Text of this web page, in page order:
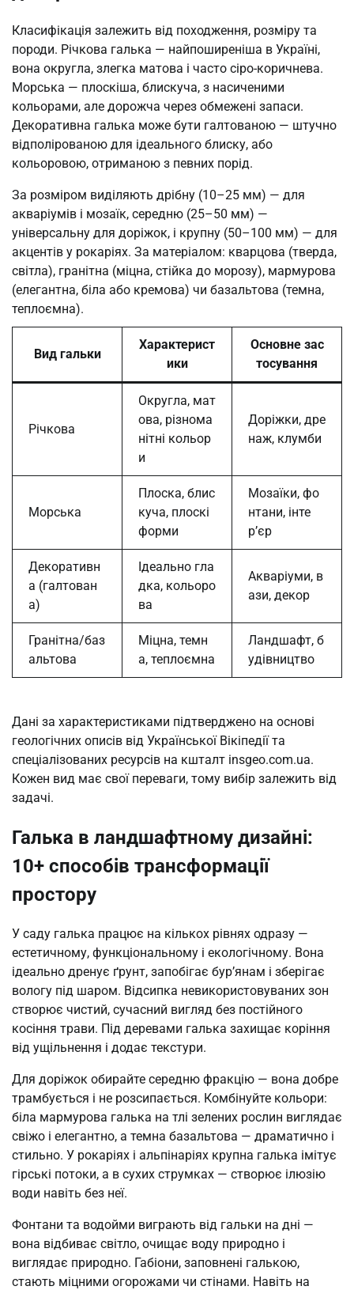
Класифікація залежить від походження, розміру та
породи. Річкова галька — найпоширеніша в Україні,
вона округла, злегка матова і часто сіро-коричнева.
Морська — плоскіша, блискуча, з насиченими
кольорами, але дорожча через обмежені запаси.
Декоративна галька може бути галтованою — штучно
відполірованою для ідеального блиску, або
кольоровою, отриманою з певних порід.
За розміром виділяють дрібну (10–25 мм) — для
акваріумів і мозаїк, середню (25–50 мм) —
універсальну для доріжок, і крупну (50–100 мм) — для
акцентів у рокаріях. За матеріалом: кварцова (тверда,
світла), гранітна (міцна, стійка до морозу), мармурова
(елегантна, біла або кремова) чи базальтова (темна,
теплоємна).
Вид гальки
Характерист
ики
Основне зас
тосування
Річкова
Округла, мат
ова, різнома
нітні кольор
и
Доріжки, дре
наж, клумби
Морська
Плоска, блис
куча, плоскі
форми
Мозаїки, фо
нтани, інте
р’єр
Декоративн
а (галтован
а)
Ідеально гла
дка, кольоро
ва
Акваріуми, в
ази, декор
Гранітна/баз
альтова
Міцна, темн
а, теплоємна
Ландшафт, б
удівництво
Дані за характеристиками підтверджено на основі
геологічних описів від Української Вікіпедії та
спеціалізованих ресурсів на кшталт insgeo.com.ua.
Кожен вид має свої переваги, тому вибір залежить від
задачі.
Галька в ландшафтному дизайні:
10+ способів трансформації
простору
У саду галька працює на кількох рівнях одразу —
естетичному, функціональному і екологічному. Вона
ідеально дренує ґрунт, запобігає бур’янам і зберігає
вологу під шаром. Відсипка невикористовуваних зон
створює чистий, сучасний вигляд без постійного
косіння трави. Під деревами галька захищає коріння
від ущільнення і додає текстури.
Для доріжок обирайте середню фракцію — вона добре
трамбується і не розсипається. Комбінуйте кольори:
біла мармурова галька на тлі зелених рослин виглядає
свіжо і елегантно, а темна базальтова — драматично і
стильно. У рокаріях і альпінаріях крупна галька імітує
гірські потоки, а в сухих струмках — створює ілюзію
води навіть без неї.
Фонтани та водойми виграють від гальки на дні —
вона відбиває світло, очищає воду природно і
виглядає природно. Габіони, заповнені галькою,
стають міцними огорожами чи стінами. Навіть на